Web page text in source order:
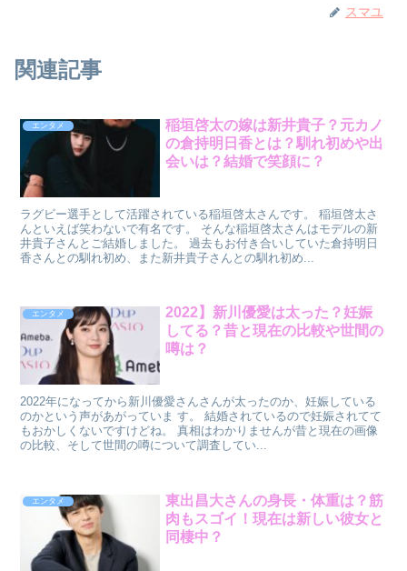
スマユ
関連記事
エンタメ
稲垣啓太の嫁は新井貴子？元カノ
の倉持明日香とは？馴れ初めや出
会いは？結婚で笑顔に？
ラグビー選手として活躍されている稲垣啓太さんです。 稲垣啓太さ
んといえば笑わないで有名です。 そんな稲垣啓太さんはモデルの新
井貴子さんとご結婚しました。 過去もお付き合いしていた倉持明日
香さんとの馴れ初め、また新井貴子さんとの馴れ初め...
エンタメ
2022】新川優愛は太った？妊娠
してる？昔と現在の比較や世間の
噂は？
2022年になってから新川優愛さんさんが太ったのか、妊娠している
のかという声があがっていま す。 結婚されているので妊娠されてて
もおかしくないですけどね。 真相はわかりませんが昔と現在の画像
の比較、そして世間の噂について調査してい...
エンタメ
東出昌大さんの身長・体重は？筋
肉もスゴイ！現在は新しい彼女と
同棲中？